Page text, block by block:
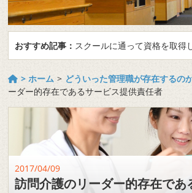
おすすめ記事： スクールに通って資格を取得
> ホーム > どういった管理職が存在するの
ーダー的存在であるサービス提供責任者
2017/04/09
訪問介護のリーダー的存在であ